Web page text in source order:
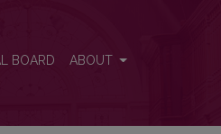
BOARD ABOUT